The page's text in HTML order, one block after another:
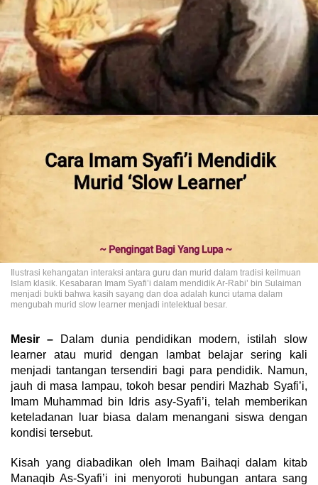
Ilustrasi kehangatan interaksi antara guru dan murid dalam tradisi keilmuan
Islam klasik. Kesabaran Imam Syafi’i dalam mendidik Ar-Rabi’ bin Sulaiman
menjadi bukti bahwa kasih sayang dan doa adalah kunci utama dalam
mengubah murid slow learner menjadi intelektual besar.
Mesir –Dalam dunia pendidikan modern, istilah slow
learner atau murid dengan lambat belajar sering kali
menjadi tantangan tersendiri bagi para pendidik. Namun,
jauh di masa lampau, tokoh besar pendiri Mazhab Syafi’i,
Imam Muhammad bin Idris asy-Syafi’i, telah memberikan
keteladanan luar biasa dalam menangani siswa dengan
kondisi tersebut.
​Kisah yang diabadikan oleh Imam Baihaqi dalam kitab
Manaqib As-Syafi’i ini menyoroti hubungan antara sang